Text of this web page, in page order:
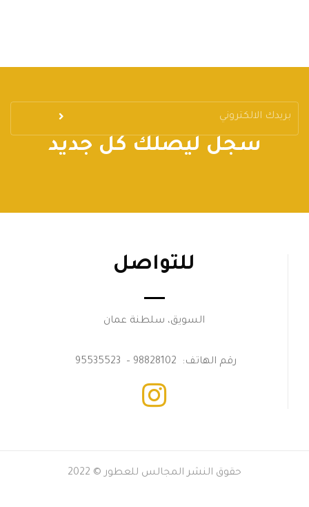
سجل ليصلك كل جديد
للتواصل
السويق، سلطنة عمان
رقم الهاتف: 98828102 – 95535523
حقوق النشر المجالس للعطور © 2022